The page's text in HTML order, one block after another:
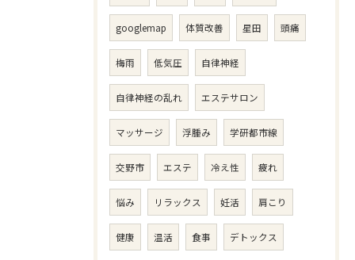
googlemap 体質改善 星田 頭痛
梅雨 低気圧 自律神経
自律神経の乱れ エステサロン
マッサージ 浮腫み 学研都市線
交野市 エステ 冷え性 疲れ
悩み リラックス 妊活 肩こり
健康 温活 食事 デトックス